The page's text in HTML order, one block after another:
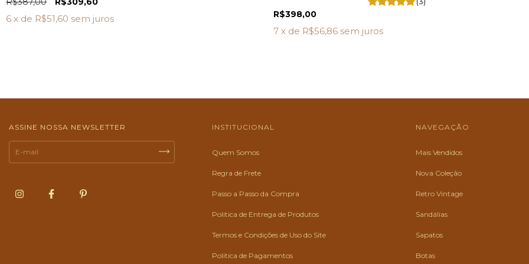
6 x de R$51,60 sem juros R$398,00
7 x de R$56,86 sem juros
ASSINE NOSSA NEWSLETTER INSTITUCIONAL
Quem Somos
Regra de Frete
Passo a Passo da Compra
Politica de Entrega de Produtos
Termos e Condições de Uso do Site
Politica de Pagamentos
NAVEGAÇÃO
Mais Vendidos
Nova Coleção
Retro Vintage
Sandálias
Sapatos
Botas